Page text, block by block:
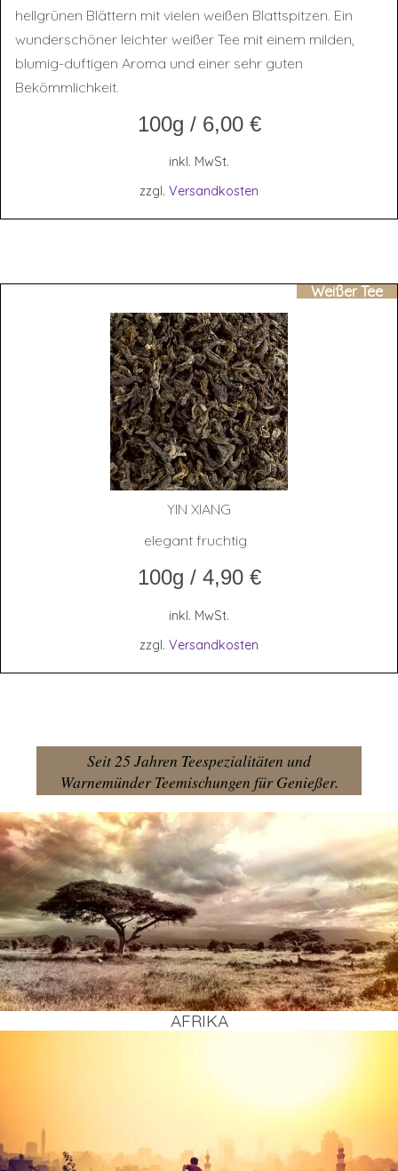
hellgrünen Blättern mit vielen weißen Blattspitzen. Ein
wunderschöner leichter weißer Tee mit einem milden,
blumig-duftigen Aroma und einer sehr guten
Bekömmlichkeit.
100g / 6,00 €
inkl. MwSt.
zzgl. Versandkosten
Weißer Tee
YIN XIANG
elegant fruchtig
100g / 4,90 €
inkl. MwSt.
zzgl. Versandkosten
Seit 25 Jahren Teespezialitäten und
Warnemünder Teemischungen für Genießer.
AFRI­KA